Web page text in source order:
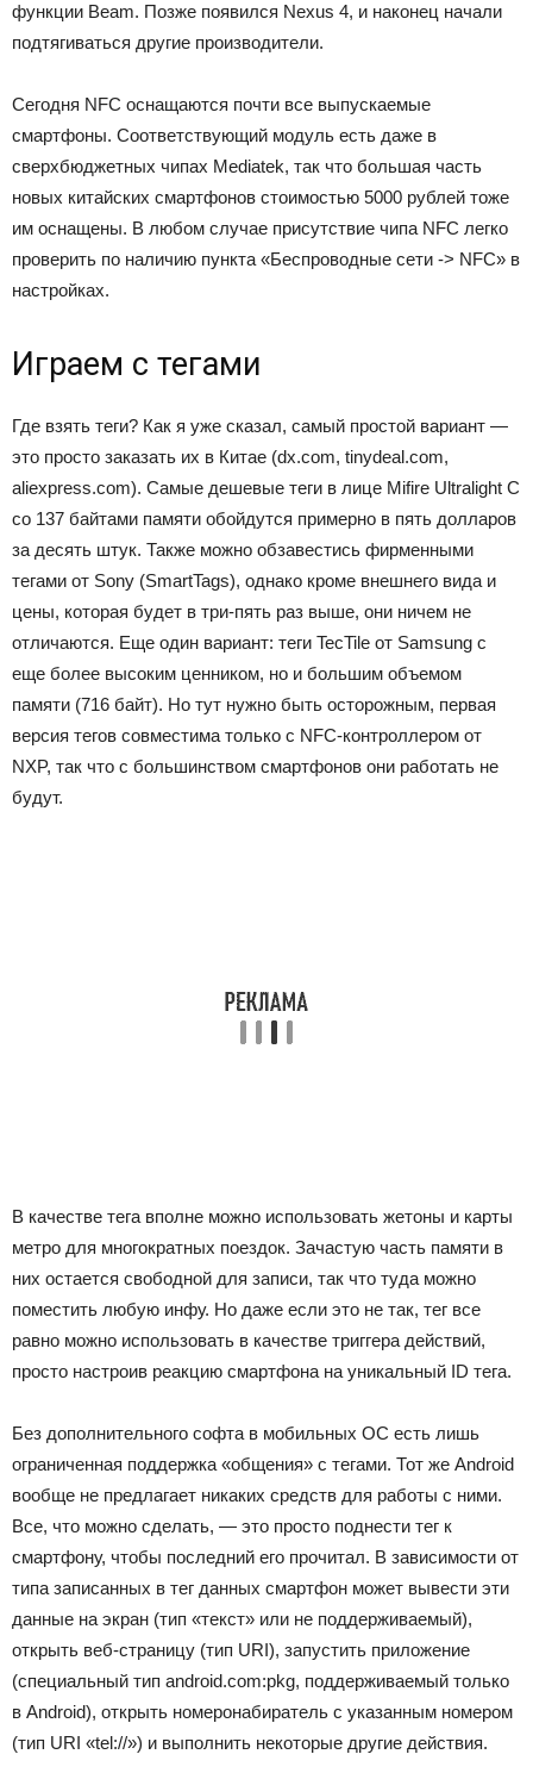
функции Beam. Позже появился Nexus 4, и наконец начали
подтягиваться другие производители.
Сегодня NFC оснащаются почти все выпускаемые
смартфоны. Соответствующий модуль есть даже в
сверхбюджетных чипах Mediatek, так что большая часть
новых китайских смартфонов стоимостью 5000 рублей тоже
им оснащены. В любом случае присутствие чипа NFC легко
проверить по наличию пункта «Беспроводные сети -> NFC» в
настройках.
Играем с тегами
Где взять теги? Как я уже сказал, самый простой вариант —
это просто заказать их в Китае (dx.com, tinydeal.com,
aliexpress.com). Самые дешевые теги в лице Mifire Ultralight C
со 137 байтами памяти обойдутся примерно в пять долларов
за десять штук. Также можно обзавестись фирменными
тегами от Sony (SmartTags), однако кроме внешнего вида и
цены, которая будет в три-пять раз выше, они ничем не
отличаются. Еще один вариант: теги TecTile от Samsung с
еще более высоким ценником, но и большим объемом
памяти (716 байт). Но тут нужно быть осторожным, первая
версия тегов совместима только с NFC-контроллером от
NXP, так что с большинством смартфонов они работать не
будут.
В качестве тега вполне можно использовать жетоны и карты
метро для многократных поездок. Зачастую часть памяти в
них остается свободной для записи, так что туда можно
поместить любую инфу. Но даже если это не так, тег все
равно можно использовать в качестве триггера действий,
просто настроив реакцию смартфона на уникальный ID тега.
Без дополнительного софта в мобильных ОС есть лишь
ограниченная поддержка «общения» с тегами. Тот же Android
вообще не предлагает никаких средств для работы с ними.
Все, что можно сделать, — это просто поднести тег к
смартфону, чтобы последний его прочитал. В зависимости от
типа записанных в тег данных смартфон может вывести эти
данные на экран (тип «текст» или не поддерживаемый),
открыть веб-страницу (тип URI), запустить приложение
(специальный тип android.com:pkg, поддерживаемый только
в Android), открыть номеронабиратель с указанным номером
(тип URI «tel://») и выполнить некоторые другие действия.